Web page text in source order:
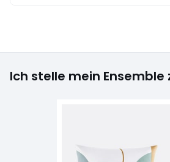
Ich stelle mein